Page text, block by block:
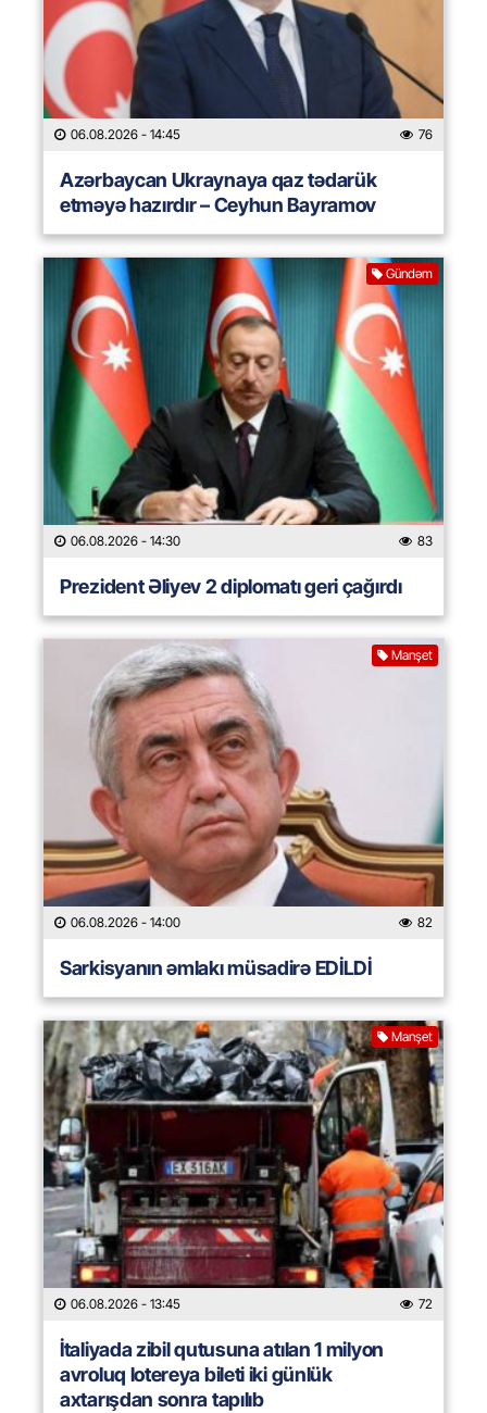
06.08.2026 - 14:45 76
Azərbaycan Ukraynaya qaz tədarük
etməyə hazırdır – Ceyhun Bayramov
Gündəm
06.08.2026 - 14:30 83
Prezident Əliyev 2 diplomatı geri çağırdı
Manşet
06.08.2026 - 14:00 82
Sarkisyanın əmlakı müsadirə EDİLDİ
Manşet
06.08.2026 - 13:45 72
İtaliyada zibil qutusuna atılan 1 milyon
avroluq lotereya bileti iki günlük
axtarışdan sonra tapılıb